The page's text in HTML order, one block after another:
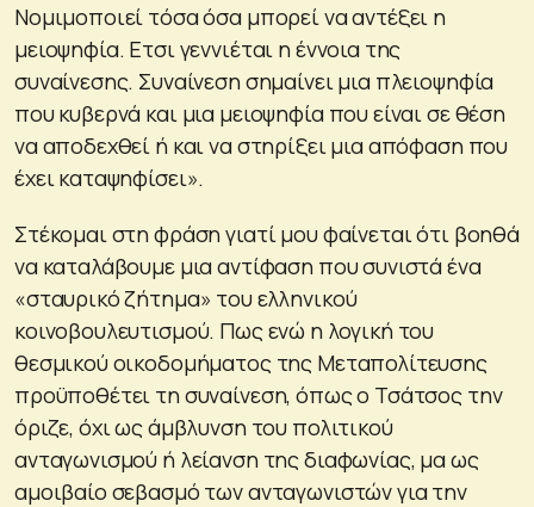
Νομιμοποιεί τόσα όσα μπορεί να αντέξει η
μειοψηφία. Ετσι γεννιέται η έννοια της
συναίνεσης. Συναίνεση σημαίνει μια πλειοψηφία
που κυβερνά και μια μειοψηφία που είναι σε θέση
να αποδεχθεί ή και να στηρίξει μια απόφαση που
έχει καταψηφίσει».
Στέκομαι στη φράση γιατί μου φαίνεται ότι βοηθά
να καταλάβουμε μια αντίφαση που συνιστά ένα
«σταυρικό ζήτημα» του ελληνικού
κοινοβουλευτισμού. Πως ενώ η λογική του
θεσμικού οικοδομήματος της Μεταπολίτευσης
προϋποθέτει τη συναίνεση, όπως ο Τσάτσος την
όριζε, όχι ως άμβλυνση του πολιτικού
ανταγωνισμού ή λείανση της διαφωνίας, μα ως
αμοιβαίο σεβασμό των ανταγωνιστών για την